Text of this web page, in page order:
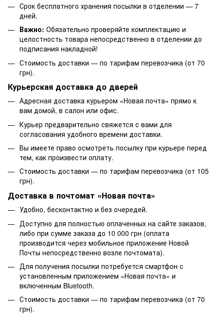
Срок бесплатного хранения посылки в отделении — 7
дней.
Важно: Обязательно проверяйте комплектацию и
целостность товара непосредственно в отделении до
подписания накладной!
Стоимость доставки — по тарифам перевозчика (от 70
грн).
Курьерская доставка до дверей
Адресная доставка курьером «Новая почта» прямо к
вам домой, в салон или офис.
Курьер предварительно свяжется с вами для
согласования удобного времени доставки.
Вы имеете право осмотреть посылку при курьере перед
тем, как произвести оплату.
Стоимость доставки — по тарифам перевозчика (от 105
грн).
Доставка в почтомат «Новая почта»
Удобно, бесконтактно и без очередей.
Доступно для полностью оплаченных на сайте заказов,
либо при сумме заказа до 10 000 грн (оплата
производится через мобильное приложение Новой
Почты непосредственно возле почтомата).
Для получения посылки потребуется смартфон с
установленным приложением «Новая почта» и
включенным Bluetooth.
Стоимость доставки — по тарифам перевозчика (от 70
грн).